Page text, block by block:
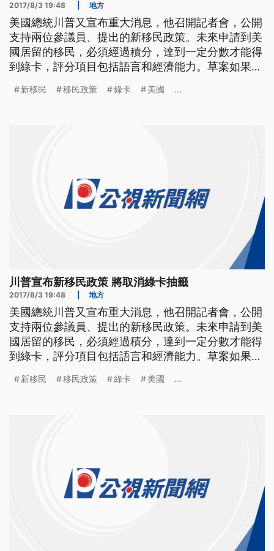
2017/8/3 19:48 地方
美國總統川普又宣布重大消息，他召開記者會，公開
支持兩位參議員、提出的新移民政策。未來申請到美
國居留的移民，必須經過積分，達到一定分數才能得
到綠卡，評分項目包括語言和經濟能力。草案如果通
籤也會取消。 美國總統川普與提案的參議員柯頓和
新移民 移民政策 綠卡 美國 ...
川普宣布新移民政策 將取消綠卡抽籤
2017/8/3 19:48 地方
美國總統川普又宣布重大消息，他召開記者會，公開
支持兩位參議員、提出的新移民政策。未來申請到美
國居留的移民，必須經過積分，達到一定分數才能得
到綠卡，評分項目包括語言和經濟能力。草案如果通
籤也會取消。 美國總統川普與提案的參議員柯頓和
新移民 移民政策 綠卡 美國 ...